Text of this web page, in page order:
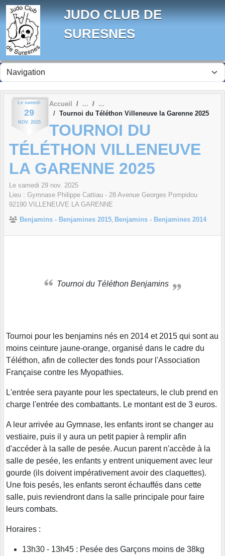
JUDO CLUB DE
SURESNES
Le samedi
29
NOV. 2025
Accueil
Tournoi du Téléthon Villeneuve la Garenne 2025
TOURNOI DU
TÉLÉTHON VILLENEUVE
LA GARENNE 2025
Le samedi 29 nov. 2025
Lieu : Gymnase Philippe Cattiau - 28 Avenue Georges Pompidou
92190 VILLENEUVE LA GARENNE
Benjamins - Benjamines 2015 Benjamins - Benjamines 2014
Tournoi du Téléthon Benjamins
Tournoi pour les benjamins nés en 2014 et 2015 qui sont au
moins ceinture jaune-orange, organisé dans le cadre du
Téléthon, afin de collecter des fonds pour l'Association
Française contre les Myopathies.
L'entrée sera payante pour les spectateurs, le club prend en
charge l'entrée des combattants. Le montant est de 3 euros.
A leur arrivée au Gymnase, les enfants iront se changer au
vestiaire, puis il y aura un petit papier à remplir afin
d'accéder à la salle de pesée. Aucun parent n'accède à la
salle de pesée, les enfants y entrent uniquement avec leur
gourde (ils doivent impérativement avoir des claquettes).
Une fois pesés, les enfants seront échauffés dans cette
salle, puis reviendront dans la salle principale pour faire
leurs combats.
Horaires :
13h30 - 13h45 : Pesée des Garçons moins de 38kg
Panneau de gestion des cookies